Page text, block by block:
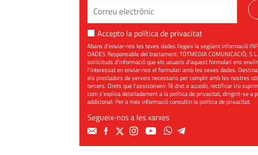
Accepto la política de privacitat
Abans d'enviar-nos les teves dades llegeix la següent informació
DADES Responsable del tractament: TOTMEDIA COMUNICACIÓ,
sol·licituds d'informació que els usuaris d'aquest formulari ens
l'interessat en enviar-nos el formulari amb les seves dades.
els prestadors de serveis necessaris per complir amb les nostres
tercers. Drets que l'assisteixen: Té dret a accedir, rectificar i/o
com s'explica detalladament a la política de privacitat, dirigint-se a
addicional: Per a més informació consultin lapolítica de privacitat.
Segueix-nos a les xarxes